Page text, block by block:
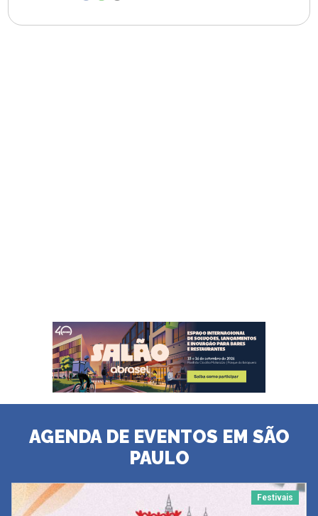
AGENDA DE EVENTOS EM SÃO
PAULO
Festivais